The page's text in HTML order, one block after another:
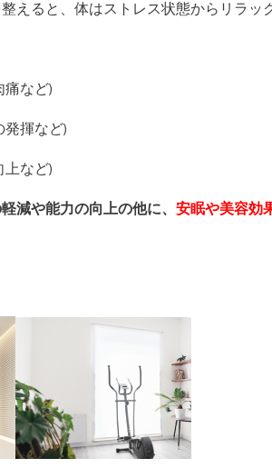
えると、体はストレス状態からリラッ
痛など)
発揮など)
上など)
減や能力の向上の他に、 安眠や美容効